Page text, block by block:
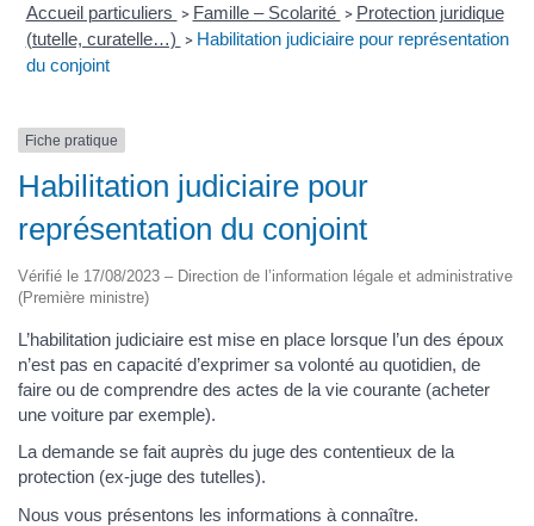
Accueil particuliers > Famille – Scolarité > Protection juridique
(tutelle, curatelle…) > Habilitation judiciaire pour représentation
du conjoint
Fiche pratique
Habilitation judiciaire pour
représentation du conjoint
Vérifié le 17/08/2023 – Direction de l’information légale et administrative
(Première ministre)
L’habilitation judiciaire est mise en place lorsque l’un des époux
n’est pas en capacité d’exprimer sa volonté au quotidien, de
faire ou de comprendre des actes de la vie courante (acheter
une voiture par exemple).
La demande se fait auprès du juge des contentieux de la
protection (ex-juge des tutelles).
Nous vous présentons les informations à connaître.